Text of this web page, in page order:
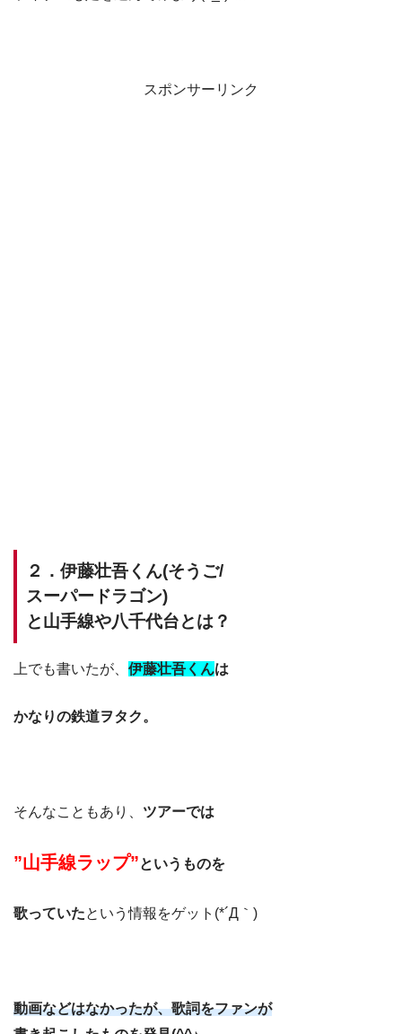
スポンサーリンク
２．伊藤壮吾くん(そうご/
スーパードラゴン)
と山手線や八千代台とは？
上でも書いたが、 伊藤壮吾くんは
かなりの鉄道ヲタク。
そんなこともあり、 ツアーでは
”山手線ラップ”というものを
歌っていたという情報をゲット(*´Д｀)
動画などはなかったが、歌詞をファンが